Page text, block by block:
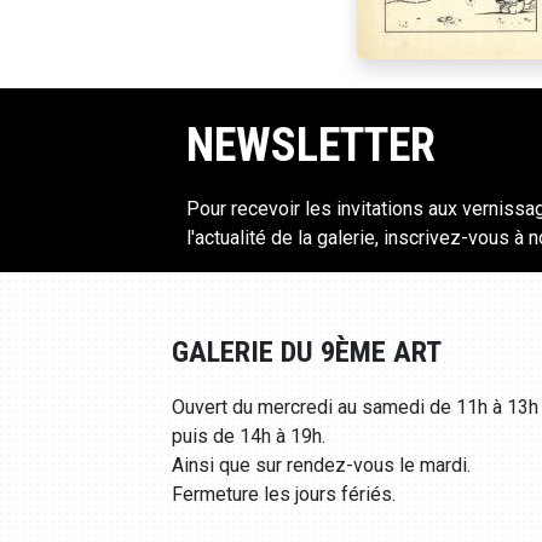
NEWSLETTER
Pour recevoir les invitations aux
l'actualité de la galerie, inscrivez-vous à
GALERIE DU 9ÈME ART
Ouvert du mercredi au samedi de 11h à 13h
puis de 14h à 19h.
Ainsi que sur rendez-vous le mardi.
Fermeture les jours fériés.